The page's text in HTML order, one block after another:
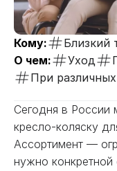
Кому:
Близкий
О чем:
Уход
При
Сегодня в России
кресло-коляску
Ассортимент —
нужно